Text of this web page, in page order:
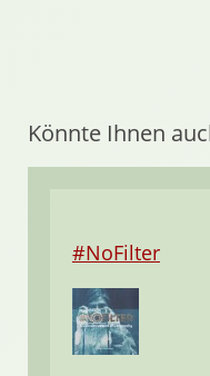
Könnte Ihnen
#NoFilter